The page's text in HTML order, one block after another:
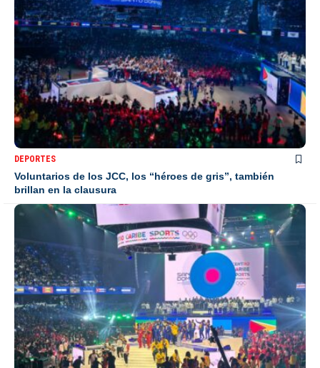
DEPORTES
Voluntarios de los JCC, los “héroes de gris”, también
brillan en la clausura